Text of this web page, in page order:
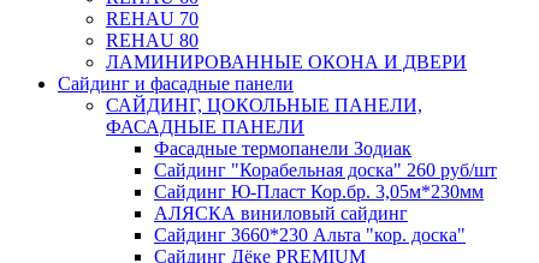
REHAU 70
REHAU 80
ЛАМИНИРОВАННЫЕ ОКОНА И ДВЕРИ
Сайдинг и фасадные панели
САЙДИНГ, ЦОКОЛЬНЫЕ ПАНЕЛИ,
ФАСАДНЫЕ ПАНЕЛИ
Фасадные термопанели Зодиак
Сайдинг "Корабельная доска" 260 руб/шт
Сайдинг Ю-Пласт Кор.бр. 3,05м*230мм
АЛЯСКА виниловый сайдинг
Сайдинг 3660*230 Альта "кор. доска"
Сайдинг Дёке PREMIUM